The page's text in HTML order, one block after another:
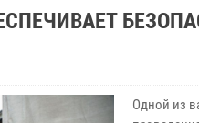
Одной из